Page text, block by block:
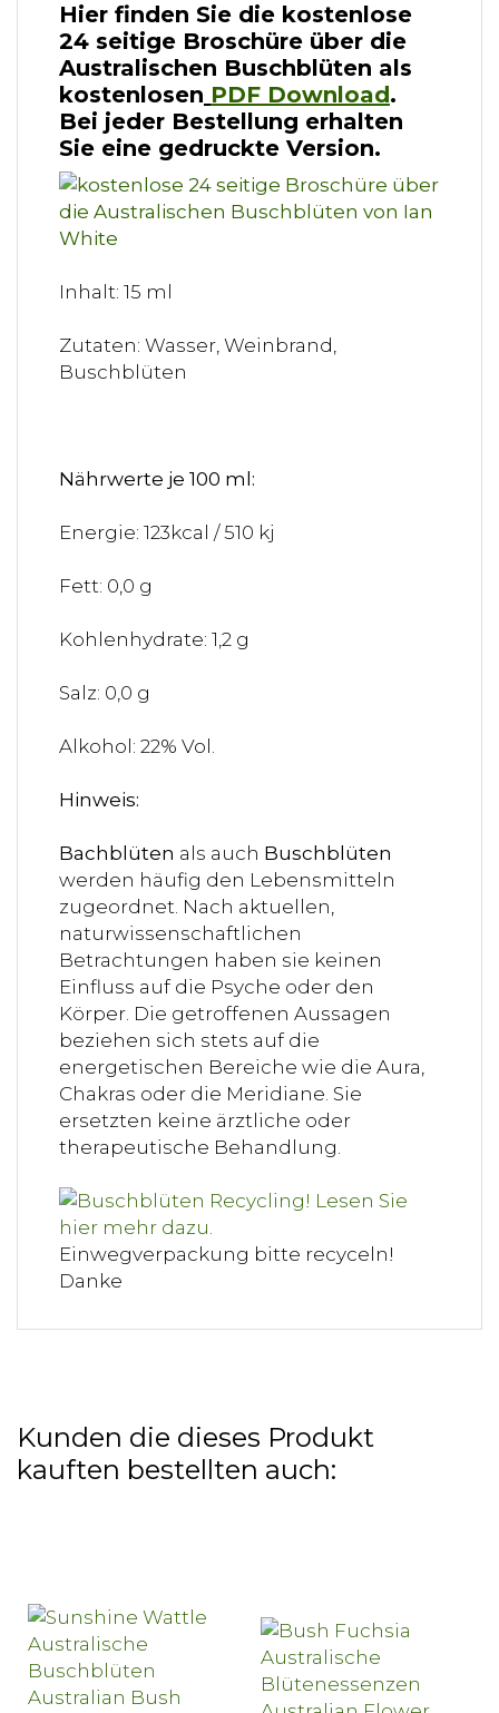
Hier finden Sie die kostenlose
24 seitige Broschüre über die
Australischen Buschblüten als
kostenlosen PDF Download.
Bei jeder Bestellung erhalten
Sie eine gedruckte Version.
Inhalt: 15 ml
Zutaten: Wasser, Weinbrand,
Buschblüten
Nährwerte je 100 ml:
Energie: 123kcal / 510 kj
Fett: 0,0 g
Kohlenhydrate: 1,2 g
Salz: 0,0 g
Alkohol: 22% Vol.
Hinweis:
Bachblüten als auch Buschblüten
werden häufig den Lebensmitteln
zugeordnet. Nach aktuellen,
naturwissenschaftlichen
Betrachtungen haben sie keinen
Einfluss auf die Psyche oder den
Körper. Die getroffenen Aussagen
beziehen sich stets auf die
energetischen Bereiche wie die Aura,
Chakras oder die Meridiane. Sie
ersetzten keine ärztliche oder
therapeutische Behandlung.
Einwegverpackung bitte recyceln!
Danke
Kunden die dieses Produkt
kauften bestellten auch: